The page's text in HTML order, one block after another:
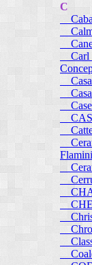
C
Carl
Casa